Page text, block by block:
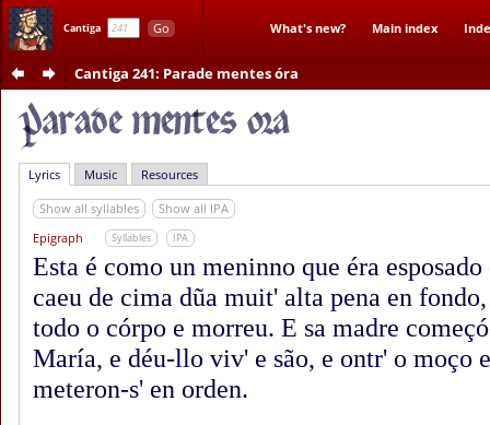
Cantiga Go What's new? Main index
Cantiga 241: Parade mentes óra
Lyrics Music Resources
Show all syllables
Show all IPA
Epigraph
Syllables IPA
Esta é como un meninno que éra
caeu de cima dũa muit' alta pena en
todo o córpo e morreu. E sa madre
María, e déu-llo viv' e são, e ontr' o moço e
meteron-s' en orden.